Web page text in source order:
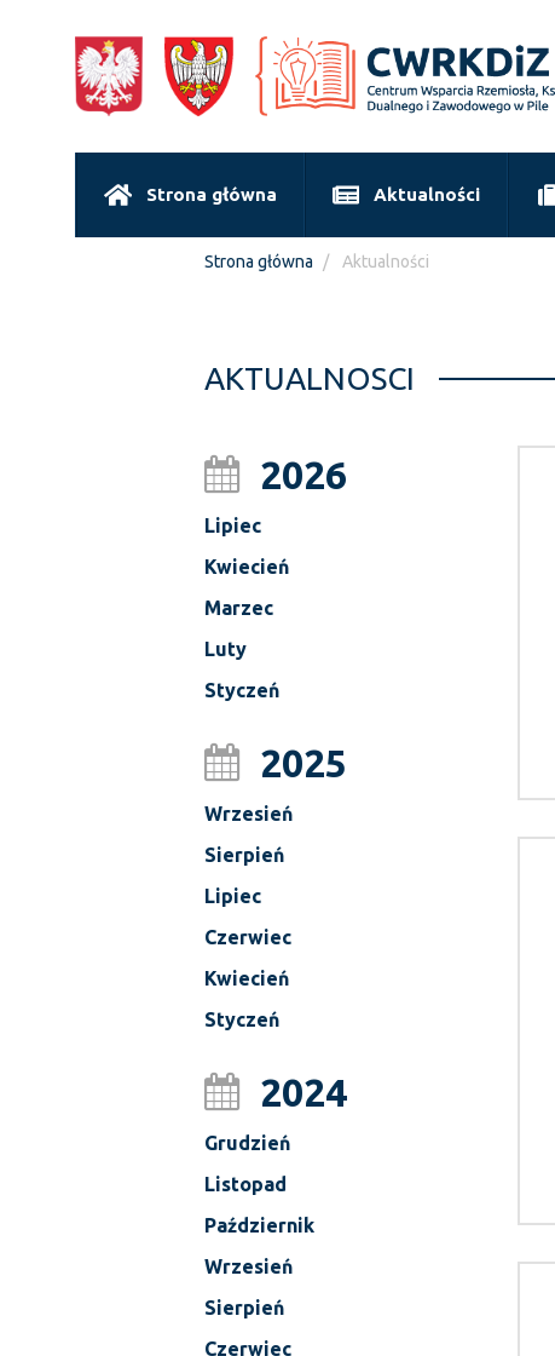
Strona główna Aktualności
Strona główna Aktualności
AKTUALNOSCI
2026
Lipiec
Kwiecień
Marzec
Luty
Styczeń
2025
Wrzesień
Sierpień
Lipiec
Czerwiec
Kwiecień
Styczeń
2024
Grudzień
Listopad
Październik
Wrzesień
Sierpień
Czerwiec